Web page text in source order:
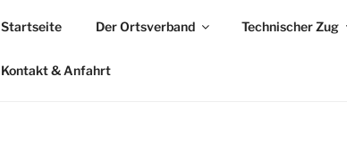
Startseite Der Ortsverband Technischer Zug
Kontakt & Anfahrt